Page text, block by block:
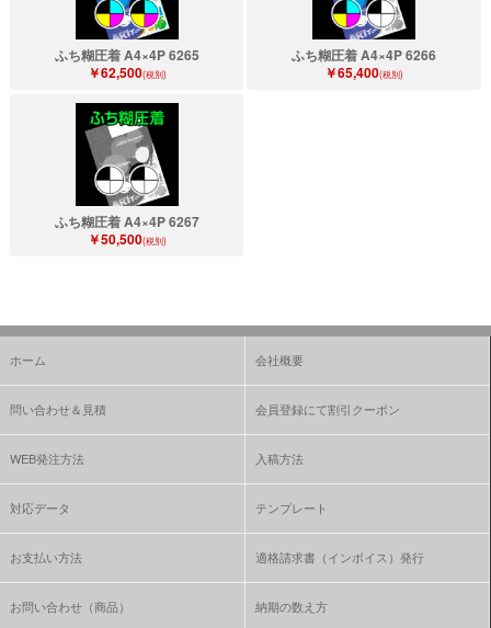
ふち糊圧着 A4×4P 6265
￥62,500(税別)
ふち糊圧着 A4×4P 6266
￥65,400(税別)
ふち糊圧着 A4×4P 6267
￥50,500(税別)
ホーム 会社概要
問い合わせ＆見積 会員登録にて割引クーポン
WEB発注方法 入稿方法
対応データ テンプレート
お支払い方法 適格請求書（インボイス）発行
お問い合わせ（商品） 納期の数え方